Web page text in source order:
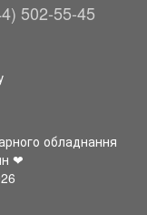
502-55-45
обладнання
❤